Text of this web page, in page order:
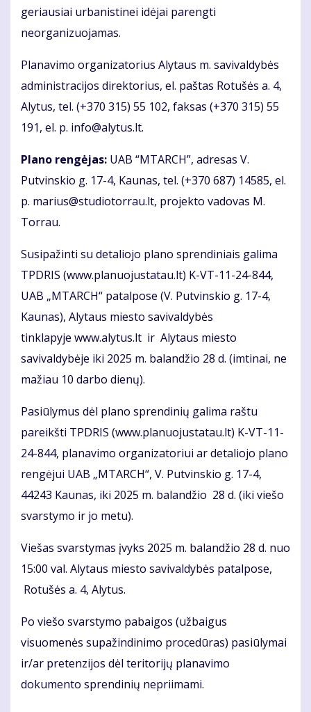
geriausiai urbanistinei idėjai parengti
neorganizuojamas.
Planavimo organizatorius Alytaus m. savivaldybės
administracijos direktorius, el. paštas Rotušės a. 4,
Alytus, tel. (+370 315) 55 102, faksas (+370 315) 55
191, el. p. info@alytus.lt.
Plano rengėjas: UAB “MTARCH”, adresas V.
Putvinskio g. 17-4, Kaunas, tel. (+370 687) 14585, el.
p. marius@studiotorrau.lt, projekto vadovas M.
Torrau.
Susipažinti su detaliojo plano sprendiniais galima
TPDRIS (www.planuojustatau.lt) K-VT-11-24-844,
UAB „MTARCH“ patalpose (V. Putvinskio g. 17-4,
Kaunas), Alytaus miesto savivaldybės
tinklapyje www.alytus.lt ir Alytaus miesto
savivaldybėje iki 2025 m. balandžio 28 d. (imtinai, ne
mažiau 10 darbo dienų).
Pasiūlymus dėl plano sprendinių galima raštu
pareikšti TPDRIS (www.planuojustatau.lt) K-VT-11-
24-844, planavimo organizatoriui ar detaliojo plano
rengėjui UAB „MTARCH“, V. Putvinskio g. 17-4,
44243 Kaunas, iki 2025 m. balandžio 28 d. (iki viešo
svarstymo ir jo metu).
Viešas svarstymas įvyks 2025 m. balandžio 28 d. nuo
15:00 val. Alytaus miesto savivaldybės patalpose,
Rotušės a. 4, Alytus.
Po viešo svarstymo pabaigos (užbaigus
visuomenės supažindinimo procedūras) pasiūlymai
ir/ar pretenzijos dėl teritorijų planavimo
dokumento sprendinių nepriimami.